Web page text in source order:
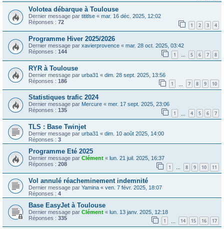
Volotea débarque à Toulouse
Dernier message par tititlse « mar. 16 déc. 2025, 12:02
Réponses : 72 1 2 3 4
Programme Hiver 2025/2026
Dernier message par xavierprovence « mar. 28 oct. 2025, 03:42
Réponses : 144 1 … 5 6 7 8
RYR à Toulouse
Dernier message par urba31 « dim. 28 sept. 2025, 13:56
Réponses : 186 1 7 8 9 10
Statistiques trafic 2024
Dernier message par Mercure « mer. 17 sept. 2025, 23:06
Réponses : 135 1 4 5 6 7
TLS : Base Twinjet
Dernier message par urba31 « dim. 10 août 2025, 14:00
Réponses : 3
Programme Eté 2025
Dernier message par Clément « lun. 21 juil. 2025, 16:37
Réponses : 208 1 … 8 9 10 11
Vol annulé réacheminement indemnité
Dernier message par Yamina « ven. 7 févr. 2025, 18:07
Réponses : 4
Base EasyJet à Toulouse
Dernier message par Clément « lun. 13 janv. 2025, 12:18
Réponses : 335 1 14 15 16 17